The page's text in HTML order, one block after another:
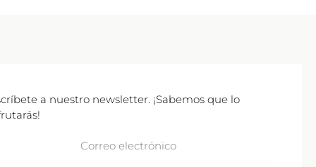
a nuestro newsletter. ¡Sabemos que lo